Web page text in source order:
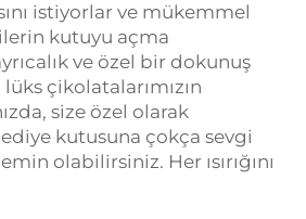
istiyorlar ve mükemmel
kutuyu açma
ve özel bir dokunuş
çikolatalarımızın
size özel olarak
kutusuna çokça sevgi
olabilirsiniz. Her ısırığını